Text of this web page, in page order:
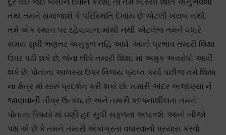
તથા તમને સમાજાશે કે પરિસ્થિતિ દેખાય છે એટલી ખરાબ નથી.
તમે એક સ્થાન પર રહેવાવાળા માંથી નથી એટલેજ તમને વધારે
સમય સુધી ભણતર અનુકૂળ નહિ આવે. આનો પ્રભાવ તમારી શિક્ષા
ઉપર પડી શકે છે, જેના લીધે તમારી શિક્ષા માં અમુક અવરોધો આવી
શકે છે. પોતાના આલસ્ય ઉપર વિજય પ્રાપ્ત કર્યા પછીજ તમે શિક્ષા
ના ક્ષેત્ર માં સારું પ્રદર્શન કરી શકો છો. તમારી અંદર અજાણ્યા ને
જાણવાની તીવ્ર ઉત્કંઠા છે અને તમારી કલ્પનાશીલતા તમને
પોતાના વિષયો માં ઘણી હદ સુધી સફળતા અપાવશે. આનો બીજો
પક્ષ એ છે કે તમને તમારી એકાગ્રતા વધારવાનો પ્રયાસ કરવો